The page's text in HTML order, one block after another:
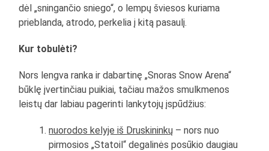
dėl „sningančio sniego“, o lempų šviesos kuriama
prieblanda, atrodo, perkelia į kitą pasaulį.
Kur tobulėti?
Nors lengva ranka ir dabartinę „Snoras Snow Arena“
būklę įvertinčiau puikiai, tačiau mažos smulkmenos
leistų dar labiau pagerinti lankytojų įspūdžius:
nuorodos kelyje iš Druskininkų – nors nuo
pirmosios „Statoil“ degalinės posūkio daugiau